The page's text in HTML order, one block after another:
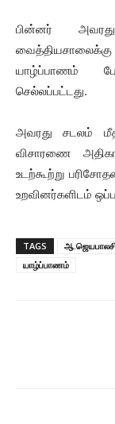
பின்னர்
யாழ்ப்பாணம்
செல்லப்பட்டது.
அவரது சடலம்
விசாரணை
உடற்கூற்று
உறவினர்களிடம்
TAGS
யாழ்ப்பாணம்